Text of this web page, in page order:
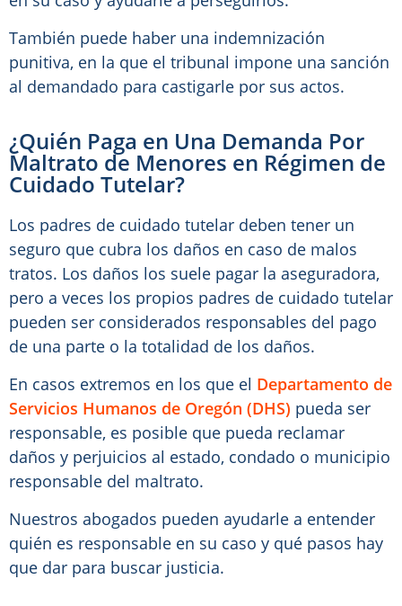
También puede haber una indemnización
punitiva, en la que el tribunal impone una sanción
al demandado para castigarle por sus actos.
¿Quién Paga en Una Demanda Por
Maltrato de Menores en Régimen de
Cuidado Tutelar?
Los padres de cuidado tutelar deben tener un
seguro que cubra los daños en caso de malos
tratos. Los daños los suele pagar la aseguradora,
pero a veces los propios padres de cuidado tutelar
pueden ser considerados responsables del pago
de una parte o la totalidad de los daños.
En casos extremos en los que el Departamento de
Servicios Humanos de Oregón (DHS) pueda ser
responsable, es posible que pueda reclamar
daños y perjuicios al estado, condado o municipio
responsable del maltrato.
Nuestros abogados pueden ayudarle a entender
quién es responsable en su caso y qué pasos hay
que dar para buscar justicia.